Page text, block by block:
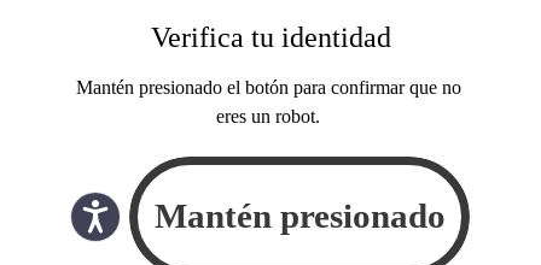
Verifica tu identidad
Mantén presionado el botón para confirmar que no
eres un robot.